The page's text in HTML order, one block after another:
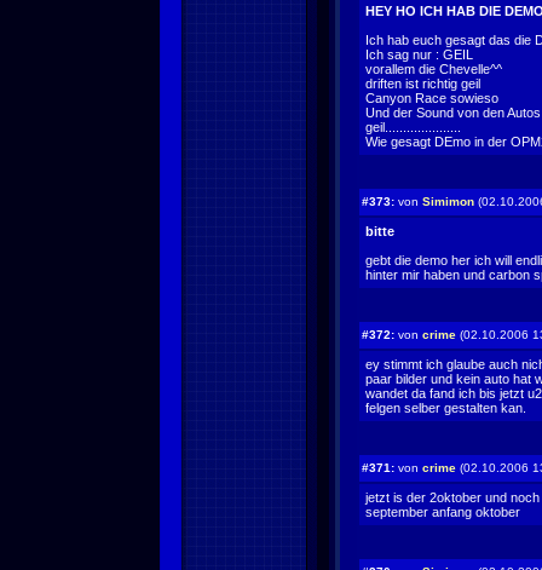
HEY HO ICH HAB DIE
Ich hab euch gesagt das die
Ich sag nur : GEIL
vorallem die Chevelle^^
driften ist richtig geil
Canyon Race sowieso
Und der Sound von den
geil.....................
Wie gesagt DEmo in der
#373: von Simimon
bitte
gebt die demo her ich will
hinter mir haben und carbon
#372: von crime (02.10.2006
ey stimmt ich glaube auch
paar bilder und kein auto hat
wandet da fand ich bis jetzt
felgen selber gestalten kan.
#371: von crime (02.10.2006
jetzt is der 2oktober und
september anfang oktober